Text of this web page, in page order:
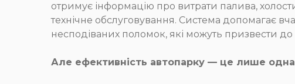
отримує інформацію про витрати палива,
технічне обслуговування. Система допомагає
несподіваних поломок, які можуть призвести до
Але ефективність автопарку — це лише